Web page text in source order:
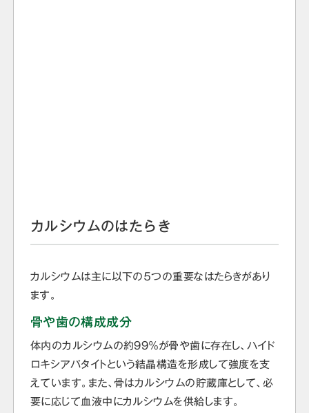
カルシウムのはたらき
カルシウムは主に以下の５つの重要なはたらきがあり
ます。
骨や歯の構成成分
体内のカルシウムの約99％が骨や歯に存在し、ハイド
ロキシアパタイトという結晶構造を形成して強度を支
えています。また、骨はカルシウムの貯蔵庫として、必
要に応じて血液中にカルシウムを供給します。